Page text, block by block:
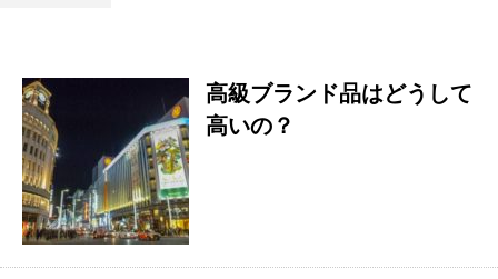
高級ブランド品はどうして
高いの？